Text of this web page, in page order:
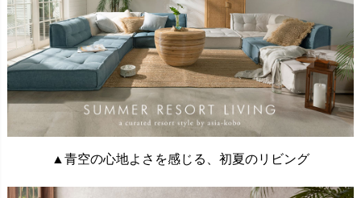
▲青空の心地よさを感じる、初夏のリビング